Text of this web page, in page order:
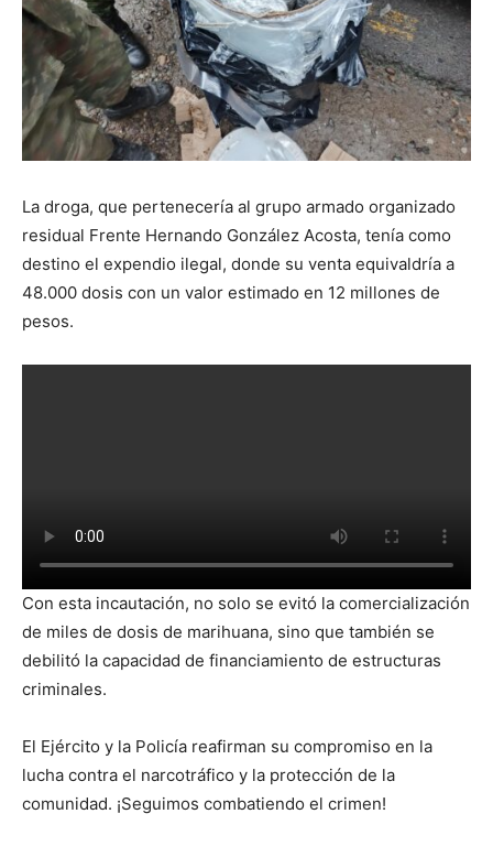
La droga, que pertenecería al grupo armado organizado
residual Frente Hernando González Acosta, tenía como
destino el expendio ilegal, donde su venta equivaldría a
48.000 dosis con un valor estimado en 12 millones de
pesos.
Con esta incautación, no solo se evitó la comercialización
de miles de dosis de marihuana, sino que también se
debilitó la capacidad de financiamiento de estructuras
criminales.
El Ejército y la Policía reafirman su compromiso en la
lucha contra el narcotráfico y la protección de la
comunidad. ¡Seguimos combatiendo el crimen!